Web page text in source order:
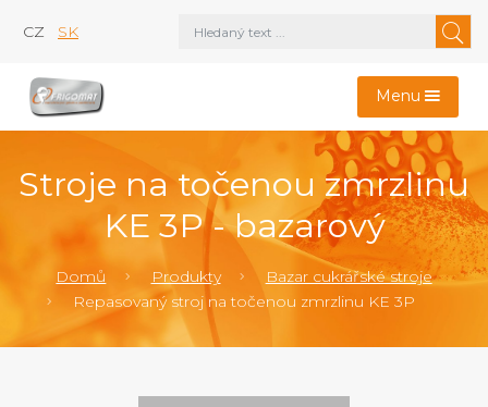
CZ SK
Menu
Stroje na točenou zmrzlinu
KE 3P - bazarový
Domů Produkty
Bazar cukrářské stroje
Repasovaný stroj na točenou zmrzlinu KE 3P